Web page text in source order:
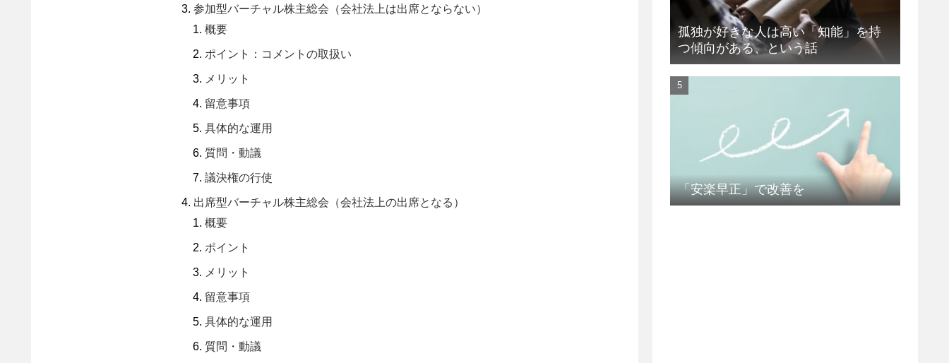
参加型バーチャル株主総会（会社法上は出席とならない）
概要
ポイント：コメントの取扱い
メリット
留意事項
具体的な運用
質問・動議
議決権の行使
出席型バーチャル株主総会（会社法上の出席となる）
概要
ポイント
メリット
留意事項
具体的な運用
質問・動議
孤独が好きな人は高い「知能」を持
つ傾向がある、という話
「安楽早正」で改善を